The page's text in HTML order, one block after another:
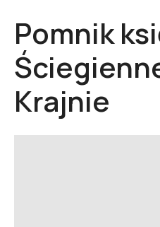
Pomnik
Krajnie